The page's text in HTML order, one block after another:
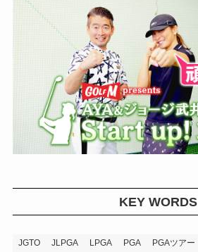
KEY WORDS
JGTO JLPGA LPGA PGA PGAツアー